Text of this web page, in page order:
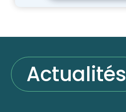
Actualités